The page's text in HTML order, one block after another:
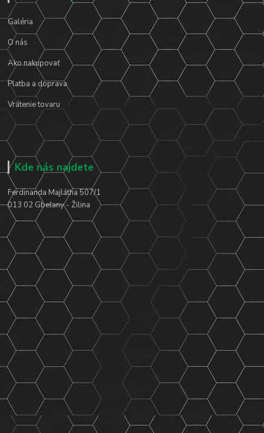
Galéria
O nás
Ako nakupovať
Platba a doprava
Vrátenie tovaru
Kde nás najdete
Ferdinanda Majlátha 507/1
013 02 Gbeľany - Žilina